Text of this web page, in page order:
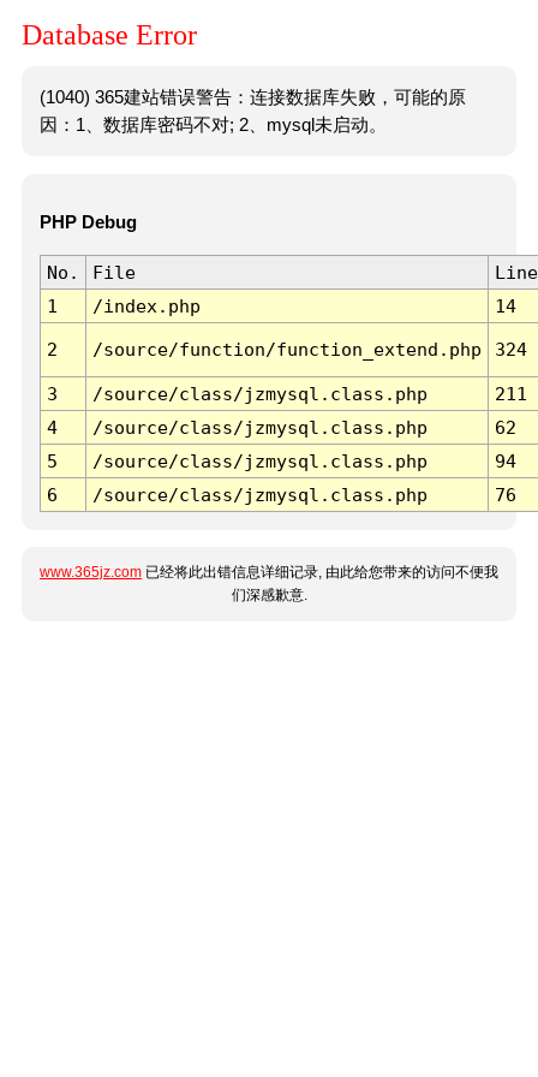
Database Error
(1040) 365建站错误警告：连接数据库失败，可能的原
因：1、数据库密码不对; 2、mysql未启动。
PHP Debug
No. File
Line
1
/index.php 14
2 /source/function/function_extend.php 324
3 /source/class/jzmysql.class.php
211
4
/source/class/jzmysql.class.php
62
5
/source/class/jzmysql.class.php
94
6
/source/class/jzmysql.class.php 76
www.365jz.com 已经将此出错信息详细记录, 由此给您带来的访问不便我
们深感歉意.